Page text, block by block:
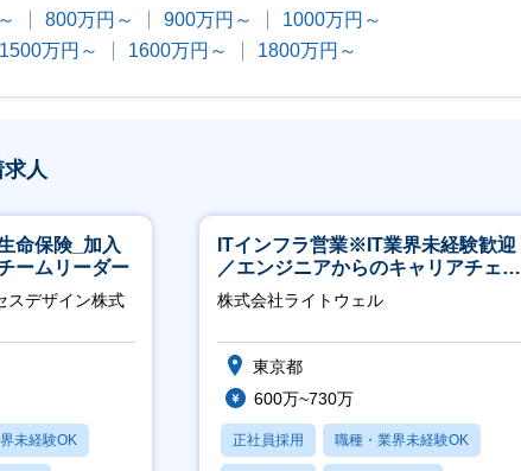
800万円～ 900万円～
1000万円～
1500万円～ 1600万円～ 1800万円～
人
命保険_加入
ームリーダー
スデザイン株式
未経験OK
ITインフラ営業※IT業界未経験歓迎
／エンジニアからのキャリアチェン
ジ可※【週3～4日リモート可能】
株式会社ライトウェル
東京都
600万~730万
正社員採用 職種・業界未経験OK